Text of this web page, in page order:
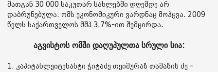
მათგან 30 000 საკუთარ სახლებში დღემდე არ
დაბრუნებულა. ომს ეკონომიკური ვარდნაც მოჰყვა. 2009
წელს საქართველოს მშპ 3.7%-ით შემცირდა.
აგვისტოს ომში დაღუპულთა სრული სია:
1. კაპიტანლეიტენანტი ჭიტაძე თეიმურაზ თამაზის ძე -